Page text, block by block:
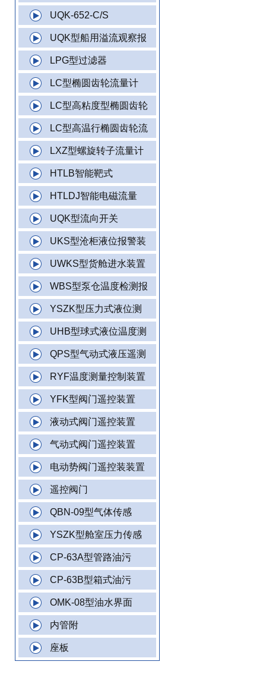
UQK-652-C/S
UQK型船用溢流观察报
LPG型过滤器
LC型椭圆齿轮流量计
LC型高粘度型椭圆齿轮
LC型高温行椭圆齿轮流
LXZ型螺旋转子流量计
HTLB智能靶式
HTLDJ智能电磁流量
UQK型流向开关
UKS型沧柜液位报警装
UWKS型货舱进水装置
WBS型泵仓温度检测报
YSZK型压力式液位测
UHB型球式液位温度测
QPS型气动式液压遥测
RYF温度测量控制装置
YFK型阀门遥控装置
液动式阀门遥控装置
气动式阀门遥控装置
电动势阀门遥控装装置
遥控阀门
QBN-09型气体传感
YSZK型舱室压力传感
CP-63A型管路油污
CP-63B型箱式油污
OMK-08型油水界面
内管附
座板